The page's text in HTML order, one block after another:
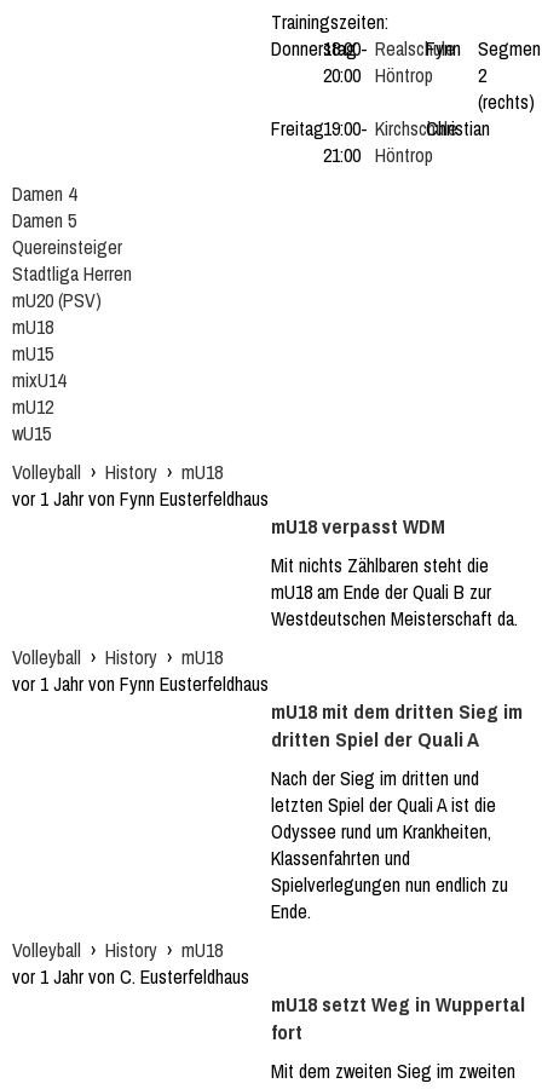
Trainingszeiten:
Donnerstag
18:00-
20:00
Realschule
Höntrop
Fynn
2
(rechts)
Freitag19:00-
21:00
Kirchschule
Höntrop
Christian
Damen 4
Damen 5
Quereinsteiger
Stadtliga Herren
mU20 (PSV)
mU18
mU15
mixU14
mU12
wU15
Volleyball › History › mU18
vor 1 Jahr von Fynn Eusterfeldhaus
mU18 verpasst WDM
Mit nichts Zählbaren steht die
mU18 am Ende der Quali B zur
Westdeutschen Meisterschaft da.
Volleyball › History › mU18
vor 1 Jahr von Fynn Eusterfeldhaus
mU18 mit dem dritten Sieg im
dritten Spiel der Quali A
Nach der Sieg im dritten und
letzten Spiel der Quali A ist die
Odyssee rund um Krankheiten,
Klassenfahrten und
Spielverlegungen nun endlich zu
Ende.
Volleyball › History › mU18
vor 1 Jahr von C. Eusterfeldhaus
mU18 setzt Weg in Wuppertal
fort
Mit dem zweiten Sieg im zweiten